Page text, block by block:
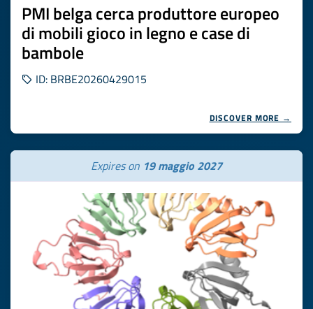
PMI belga cerca produttore europeo
di mobili gioco in legno e case di
bambole
ID: BRBE20260429015
DISCOVER MORE →
Expires on 19 maggio 2027